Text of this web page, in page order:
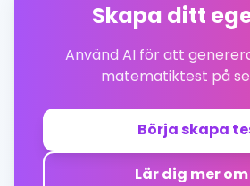
Skapa ditt
Använd AI för att
matematiktest på
Börja skapa
Lär dig mer om